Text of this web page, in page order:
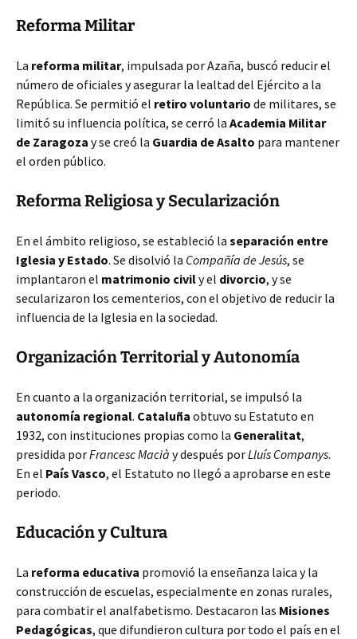
Reforma Militar
La reforma militar, impulsada por Azaña, buscó reducir el
número de oficiales y asegurar la lealtad del Ejército a la
República. Se permitió el retiro voluntario de militares, se
limitó su influencia política, se cerró la Academia Militar
de Zaragoza y se creó la Guardia de Asalto para mantener
el orden público.
Reforma Religiosa y Secularización
En el ámbito religioso, se estableció la separación entre
Iglesia y Estado. Se disolvió la Compañía de Jesús, se
implantaron el matrimonio civily el divorcio, y se
secularizaron los cementerios, con el objetivo de reducir la
influencia de la Iglesia en la sociedad.
Organización Territorial y Autonomía
En cuanto a la organización territorial, se impulsó la
autonomía regional. Cataluña obtuvo su Estatuto en
1932, con instituciones propias como la Generalitat,
presidida porFrancesc Macià y después porLluís Companys.
En el País Vasco, el Estatuto no llegó a aprobarse en este
periodo.
Educación y Cultura
La reforma educativa promovió la enseñanza laica y la
construcción de escuelas, especialmente en zonas rurales,
para combatir el analfabetismo. Destacaron las Misiones
Pedagógicas, que difundieron cultura por todo el país en el